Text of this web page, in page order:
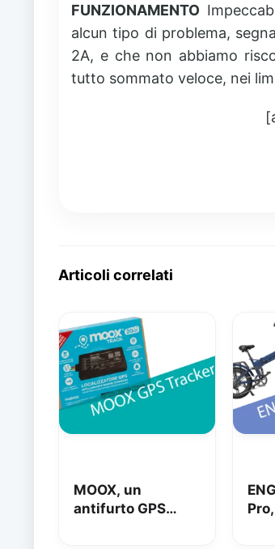
FUNZIONAMENTO
alcun tipo di problema,
2A, e che non abbiamo
tutto sommato veloce, nei
Articoli correlati
MOOX, un
antifurto GPS